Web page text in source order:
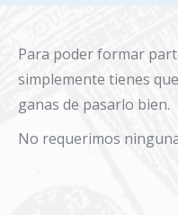
Para poder formar
simplemente tienes
ganas de pasarlo bien.
No requerimos